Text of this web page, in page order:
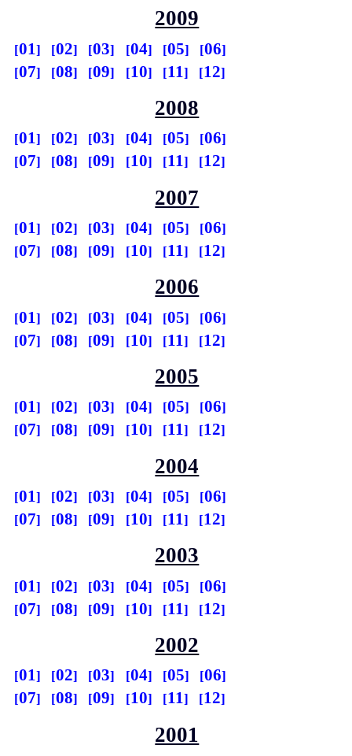
2009
01 02 03 04 05
06
07
08 09 10 11 12
2008
01 02 03 04 05
06
07
08 09 10 11 12
2007
01 02 03 04 05
06
07
08 09 10 11 12
2006
01 02 03 04 05
06
07
08 09 10 11 12
2005
01 02 03 04 05
06
07
08 09 10 11 12
2004
01 02 03 04 05
06
07
08 09 10 11 12
2003
01 02 03 04 05
06
07
08 09 10 11 12
2002
01 02 03 04 05
06
07
08 09 10 11 12
2001